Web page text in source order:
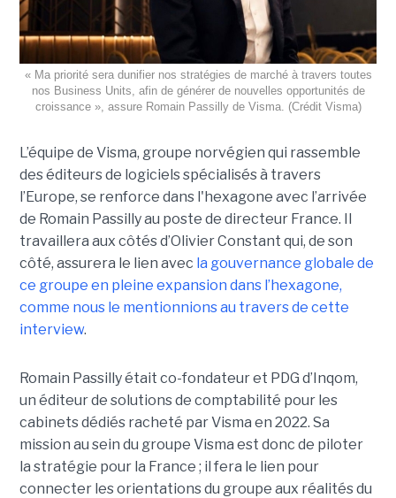
« Ma priorité sera dunifier nos stratégies de marché à travers toutes
nos Business Units, afin de générer de nouvelles opportunités de
croissance », assure Romain Passilly de Visma. (Crédit Visma)
L’équipe de Visma, groupe norvégien qui rassemble
des éditeurs de logiciels spécialisés à travers
l’Europe, se renforce dans l'hexagone avec l’arrivée
de Romain Passilly au poste de directeur France. Il
travaillera aux côtés d’Olivier Constant qui, de son
côté, assurera le lien avec la gouvernance globale de
ce groupe en pleine expansion dans l’hexagone,
comme nous le mentionnions au travers de cette
interview.
Romain Passilly était co-fondateur et PDG d’Inqom,
un éditeur de solutions de comptabilité pour les
cabinets dédiés racheté par Visma en 2022. Sa
mission au sein du groupe Visma est donc de piloter
la stratégie pour la France ; il fera le lien pour
connecter les orientations du groupe aux réalités du